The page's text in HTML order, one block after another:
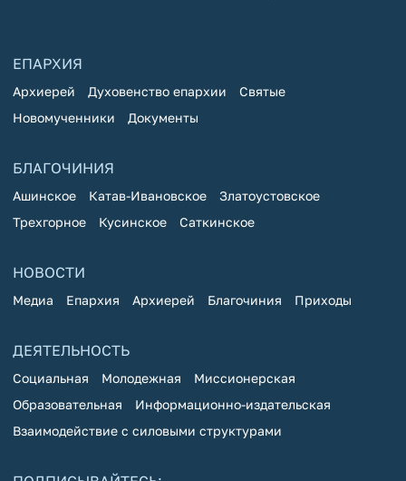
ЕПАРХИЯ
Архиерей Духовенство епархии
Святые
Новомученники
Документы
БЛАГОЧИНИЯ
Ашинское Катав-Ивановское
Златоустовское
Трехгорное
Кусинское Саткинское
НОВОСТИ
Медиа Епархия Архиерей Благочиния Приходы
ДЕЯТЕЛЬНОСТЬ
Социальная Молодежная
Миссионерская
Образовательная
Информационно-издательская
Взаимодействие с силовыми структурами